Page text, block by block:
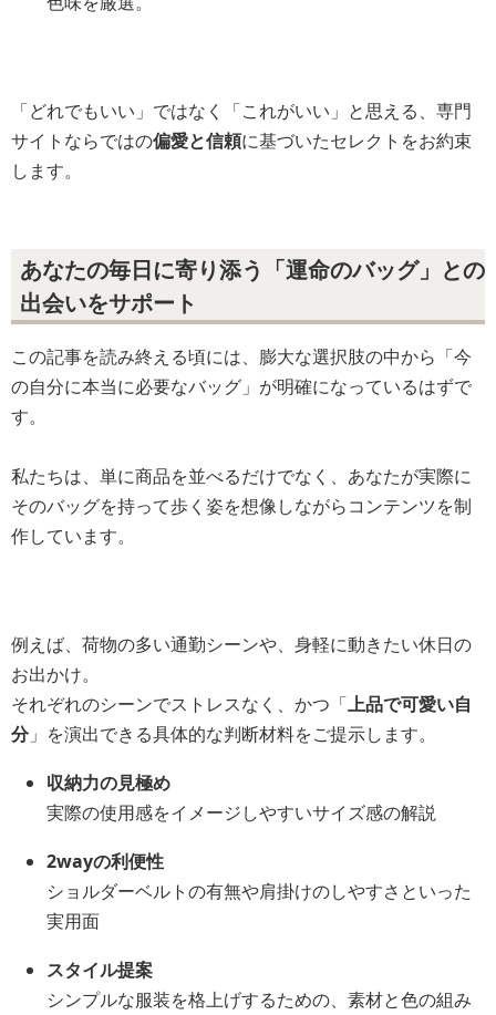
「どれでもいい」ではなく「これがいい」と思える、専門
サイトならではの偏愛と信頼に基づいたセレクトをお約束
します。
あなたの毎日に寄り添う「運命のバッグ」との
出会いをサポート
この記事を読み終える頃には、膨大な選択肢の中から「今
の自分に本当に必要なバッグ」が明確になっているはずで
す。
私たちは、単に商品を並べるだけでなく、あなたが実際に
そのバッグを持って歩く姿を想像しながらコンテンツを制
作しています。
例えば、荷物の多い通勤シーンや、身軽に動きたい休日の
お出かけ。
それぞれのシーンでストレスなく、かつ「上品で可愛い自
分」を演出できる具体的な判断材料をご提示します。
収納力の見極め
実際の使用感をイメージしやすいサイズ感の解説
2wayの利便性
ショルダーベルトの有無や肩掛けのしやすさといった
実用面
スタイル提案
シンプルな服装を格上げするための、素材と色の組み